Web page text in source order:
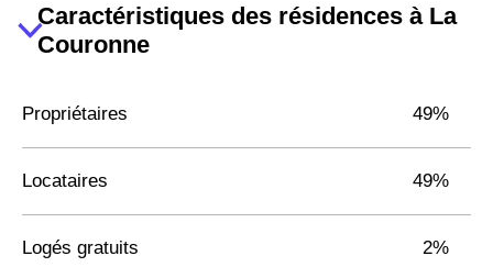
Caractéristiques des résidences à La
Couronne
Propriétaires 49%
Locataires 49%
Logés gratuits 2%